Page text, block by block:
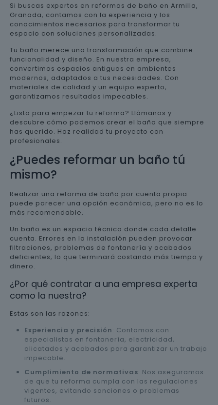
Si buscas expertos en reformas de baño en Armilla,
Granada, contamos con la experiencia y los
conocimientos necesarios para transformar tu
espacio con soluciones personalizadas.
Tu baño merece una transformación que combine
funcionalidad y diseño. En nuestra empresa,
convertimos espacios antiguos en ambientes
modernos, adaptados a tus necesidades. Con
materiales de calidad y un equipo experto,
garantizamos resultados impecables.
¿Listo para empezar tu reforma? Llámanos y
descubre cómo podemos crear el baño que siempre
has querido. Haz realidad tu proyecto con
profesionales.
¿Puedes reformar un baño tú
mismo?
Realizar una reforma de baño por cuenta propia
puede parecer una opción económica, pero no es lo
más recomendable.
Un baño es un espacio técnico donde cada detalle
cuenta. Errores en la instalación pueden provocar
filtraciones, problemas de fontanería y acabados
deficientes, lo que terminará costando más tiempo y
dinero.
¿Por qué contratar a una empresa experta
como la nuestra?
Estas son las razones:
Experiencia y precisión: Contamos con
especialistas en fontanería, electricidad,
alicatados y acabados para garantizar un trabajo
impecable.
Cumplimiento de normativas: Nos aseguramos
de que tu reforma cumpla con las regulaciones
vigentes, evitando sanciones o problemas
futuros.